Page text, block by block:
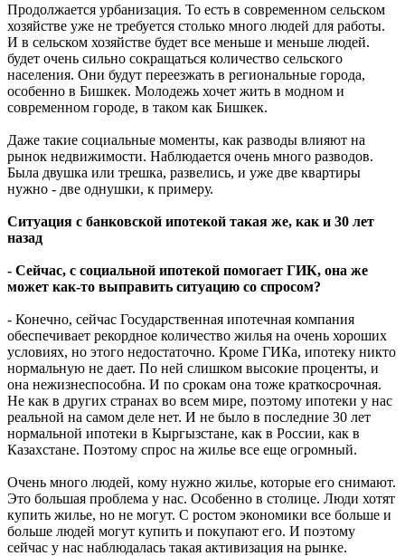
Продолжается урбанизация. То есть в современном сельском
хозяйстве уже не требуется столько много людей для работы.
И в сельском хозяйстве будет все меньше и меньше людей.
будет очень сильно сокращаться количество сельского
населения. Они будут переезжать в региональные города,
особенно в Бишкек. Молодежь хочет жить в модном и
современном городе, в таком как Бишкек.
Даже такие социальные моменты, как разводы влияют на
рынок недвижимости. Наблюдается очень много разводов.
Была двушка или трешка, развелись, и уже две квартиры
нужно - две однушки, к примеру.
Ситуация с банковской ипотекой такая же, как и 30 лет
назад
- Сейчас, с социальной ипотекой помогает ГИК, она же
может как-то выправить ситуацию со спросом?
- Конечно, сейчас Государственная ипотечная компания
обеспечивает рекордное количество жилья на очень хороших
условиях, но этого недостаточно. Кроме ГИКа, ипотеку никто
нормальную не дает. По ней слишком высокие проценты, и
она нежизнеспособна. И по срокам она тоже краткосрочная.
Не как в других странах во всем мире, поэтому ипотеки у нас
реальной на самом деле нет. И не было в последние 30 лет
нормальной ипотеки в Кыргызстане, как в России, как в
Казахстане. Поэтому спрос на жилье все еще огромный.
Очень много людей, кому нужно жилье, которые его снимают.
Это большая проблема у нас. Особенно в столице. Люди хотят
купить жилье, но не могут. С ростом экономики все больше и
больше людей могут купить и покупают его. И поэтому
сейчас у нас наблюдалась такая активизация на рынке.